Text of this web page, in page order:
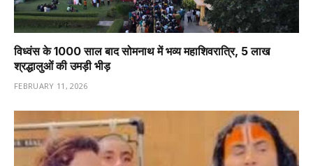
विध्वंस के 1000 साल बाद सोमनाथ में भव्य महाशिवरात्रि, 5 लाख
श्रद्धालुओं की उमड़ी भीड़
FEBRUARY 11, 2026